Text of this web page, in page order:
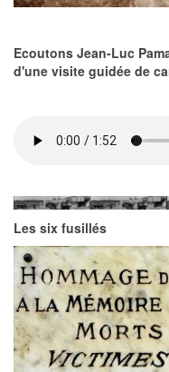
Ecoutons Jean-Luc
d'une visite guidée de
Les six fusillés